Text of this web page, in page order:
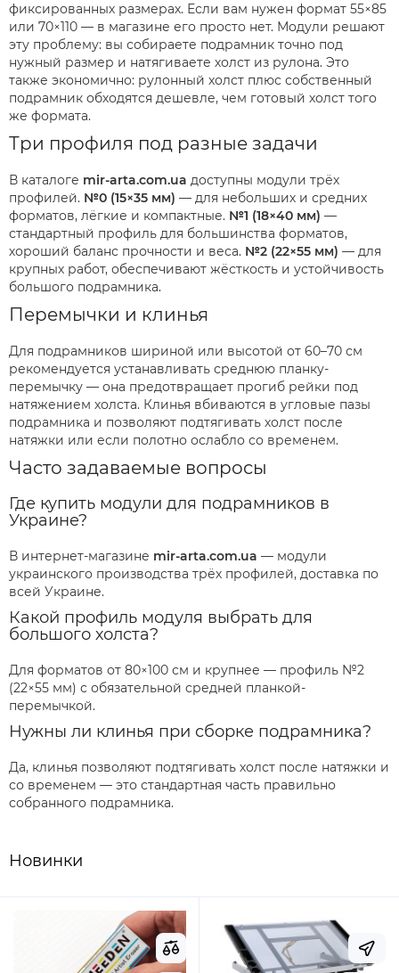
фиксированных размерах. Если вам нужен формат 55×85
или 70×110 — в магазине его просто нет. Модули решают
эту проблему: вы собираете подрамник точно под
нужный размер и натягиваете холст из рулона. Это
также экономично: рулонный холст плюс собственный
подрамник обходятся дешевле, чем готовый холст того
же формата.
Три профиля под разные задачи
В каталоге mir-arta.com.ua доступны модули трёх
профилей. №0 (15×35 мм) — для небольших и средних
форматов, лёгкие и компактные. №1 (18×40 мм) —
стандартный профиль для большинства форматов,
хороший баланс прочности и веса. №2 (22×55 мм) — для
крупных работ, обеспечивают жёсткость и устойчивость
большого подрамника.
Перемычки и клинья
Для подрамников шириной или высотой от 60–70 см
рекомендуется устанавливать среднюю планку-
перемычку — она предотвращает прогиб рейки под
натяжением холста. Клинья вбиваются в угловые пазы
подрамника и позволяют подтягивать холст после
натяжки или если полотно ослабло со временем.
Часто задаваемые вопросы
Где купить модули для подрамников в
Украине?
В интернет-магазине mir-arta.com.ua — модули
украинского производства трёх профилей, доставка по
всей Украине.
Какой профиль модуля выбрать для
большого холста?
Для форматов от 80×100 см и крупнее — профиль №2
(22×55 мм) с обязательной средней планкой-
перемычкой.
Нужны ли клинья при сборке подрамника?
Да, клинья позволяют подтягивать холст после натяжки и
со временем — это стандартная часть правильно
собранного подрамника.
Новинки